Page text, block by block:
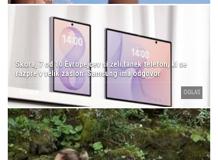
Skoraj 7 od 10 Evropejcev si želi tanek telefon, ki se
razpre v velik zaslon: Samsung ima odgovor
NOVICE OGLAS